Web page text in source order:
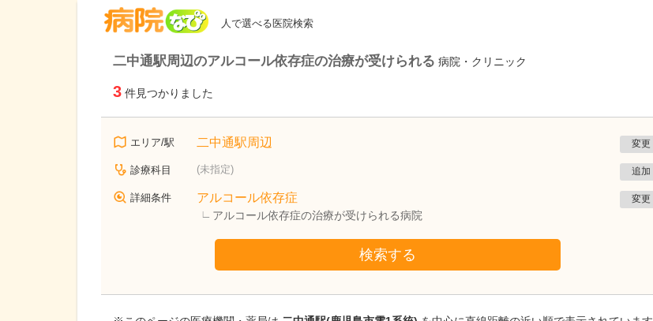
人で選べる医院検索
二中通駅周辺のアルコール依存症の治療が受けられる 病院・クリニック
3 件見つかりました
エリア/駅 二中通駅周辺 変更
診療科目 (未指定) 追加
詳細条件 アルコール依存症
アルコール依存症の治療が受けられる病院
変更
検索する
陣の内脳神経外科クリニック